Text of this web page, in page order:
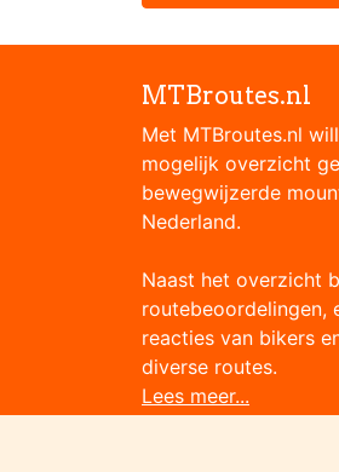
MTBroutes.nl
Met MTBroutes.nl
mogelijk overzicht
bewegwijzerde
Nederland.
Naast het overzicht
routebeoordelingen,
reacties van bikers
diverse routes.
Lees meer...